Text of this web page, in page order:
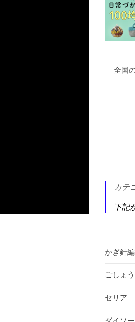
全国
カテ
下記
かぎ針
ごしょ
セリア
ダイソー